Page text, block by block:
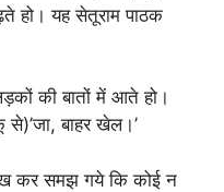
हो। यह सेतूराम पाठक
की बातों में आते हो।
से)’जा, बाहर खेल।’
कर समझ गये कि कोई न